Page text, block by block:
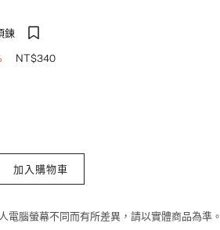
鍊
NT$340
圓珠項鍊 數量
加入購物車
電腦螢幕不同而有所差異，請以實體商品為準。